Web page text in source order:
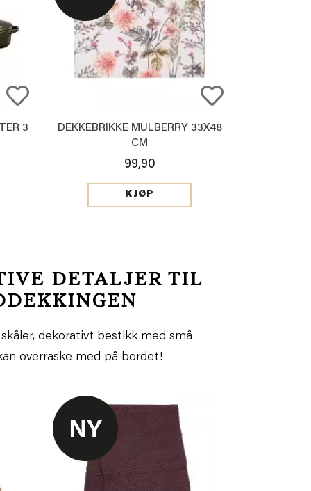
3
DEKKEBRIKKE MULBERRY 33X48
CM
99,90
KJØP
DETALJER TIL
dekorativt bestikk med små
overraske med på bordet!